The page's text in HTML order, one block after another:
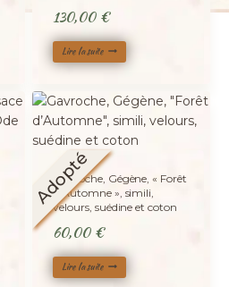
130,00 €
Lire la suite
Adopté
Gavroche, Gégène, « Forêt
d’Automne », simili,
velours, suédine et coton
60,00 €
Lire la suite